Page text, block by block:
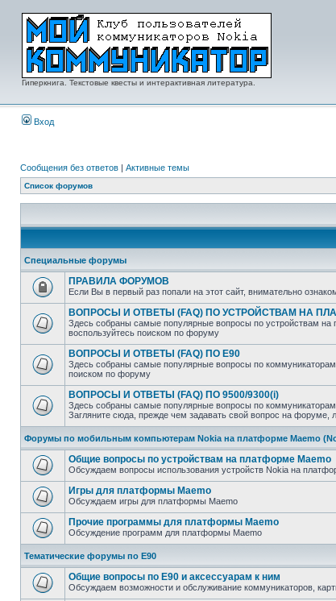
Гиперкнига. Текстовые квесты и интерактивная литература.
Вход
Сообщения без ответов | Активные темы
Список форумов
Специальные форумы
ПРАВИЛА ФОРУМОВ
Если Вы в первый раз попали на этот сайт, внимательно
ВОПРОСЫ И ОТВЕТЫ (FAQ) ПО УСТРОЙСТВАМ НА
Здесь собраны самые популярные вопросы по устройствам
воспользуйтесь поиском по форуму
ВОПРОСЫ И ОТВЕТЫ (FAQ) ПО E90
Здесь собраны самые популярные вопросы по
поиском по форуму
ВОПРОСЫ И ОТВЕТЫ (FAQ) ПО 9500/9300(i)
Здесь собраны самые популярные вопросы по
Загляните сюда, прежде чем задавать свой вопрос на форуме,
Форумы по мобильным компьютерам Nokia на платформе Maemo
Общие вопросы по устройствам на платформе Maemo
Обсуждаем вопросы использования устройств Nokia на
Игры для платформы Maemo
Обсуждаем игры для платформы Maemo
Прочие программы для платформы Maemo
Обсуждение программ для платформы Maemo
Тематические форумы по E90
Общие вопросы по E90 и аксессуарам к ним
Обсуждаем возможности и обслуживание коммуникаторов,